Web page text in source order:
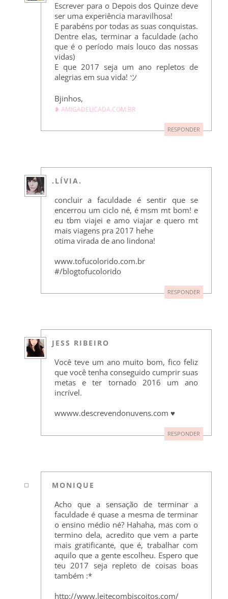
Escrever para o Depois dos Quinze deve
ser uma experiência maravilhosa!
E parabéns por todas as suas conquistas.
Dentre elas, terminar a faculdade (acho
que é o período mais louco das nossas
vidas)
E que 2017 seja um ano repletos de
alegrias em sua vida! ツ
Bjinhos,
❥ AMIGADELICADA.COM.BR
RESPONDER
.LÍVIA.
concluir a faculdade é sentir que se
encerrou um ciclo né, é msm mt bom! e
eu tbm viajei e amo viajar e quero mt
mais viagens pra 2017 hehe
otima virada de ano lindona!
www.tofucolorido.com.br
#/blogtofucolorido
RESPONDER
JESS RIBEIRO
Você teve um ano muito bom, fico feliz
que você tenha conseguido cumprir suas
metas e ter tornado 2016 um ano
incrível.
wwww.descrevendonuvens.com ♥
RESPONDER
MONIQUE
Acho que a sensação de terminar a
faculdade é quase a mesma de terminar
o ensino médio né? Hahaha, mas com o
termino dela, acredito que vem a parte
mais gratificante, que é, trabalhar com
aquilo que a gente escolheu. Espero que
teu 2017 seja repleto de coisas boas
também :*
http://www.leitecombiscoitos.com/